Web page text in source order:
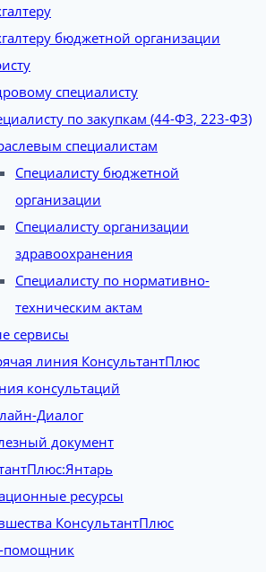
бюджетной организации
специалисту
по закупкам (44-ФЗ, 223-ФЗ)
специалистам
Специалисту бюджетной
организации
Специалисту организации
здравоохранения
Специалисту по нормативно-
техническим актам
сервисы
линия КонсультантПлюс
консультаций
Диалог
документ
ресурсы
КонсультантПлюс
помощник